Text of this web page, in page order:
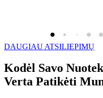
DAUGIAU ATSILIEPIMŲ
Kodėl Savo
Verta Patikėti